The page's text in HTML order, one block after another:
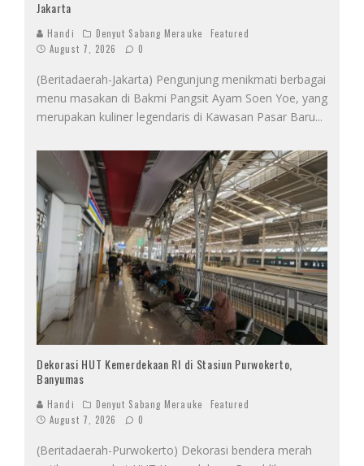
Jakarta
Handi Denyut Sabang Merauke
Featured
August 7, 2026
0
(Beritadaerah-Jakarta) Pengunjung menikmati berbagai
menu masakan di Bakmi Pangsit Ayam Soen Yoe, yang
merupakan kuliner legendaris di Kawasan Pasar Baru...
Dekorasi HUT Kemerdekaan RI di Stasiun Purwokerto,
Banyumas
Handi Denyut Sabang Merauke
Featured
August 7, 2026
0
(Beritadaerah-Purwokerto) Dekorasi bendera merah